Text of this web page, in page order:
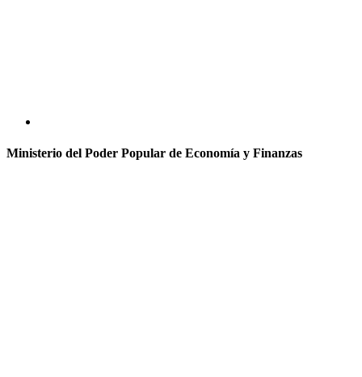
Ministerio del Poder Popular de Economía y Finanzas